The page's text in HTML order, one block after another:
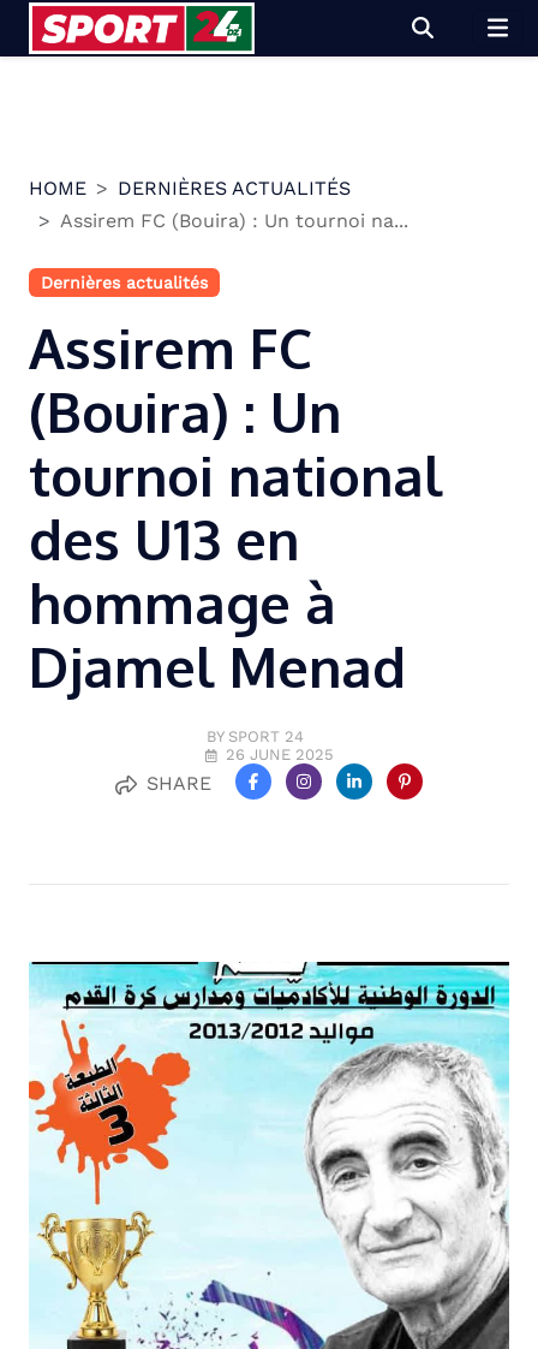
HOME
DERNIÈRES ACTUALITÉS
Assirem FC (Bouira) : Un tournoi na...
Dernières actualités
Assirem FC
(Bouira) : Un
tournoi national
des U13 en
hommage à
Djamel Menad
BY SPORT 24
26 JUNE 2025
SHARE